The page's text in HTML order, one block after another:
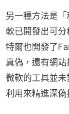
另一種方法是
軟已開發出可
特爾也開發了
真偽，還有網站
微軟的工具並
利用來精進深偽